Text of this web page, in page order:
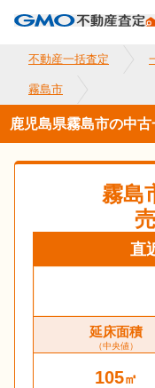
不動産一括査定
霧島市
鹿児島県霧島市の中
霧島
直
延床面積
（中央値）
105㎡